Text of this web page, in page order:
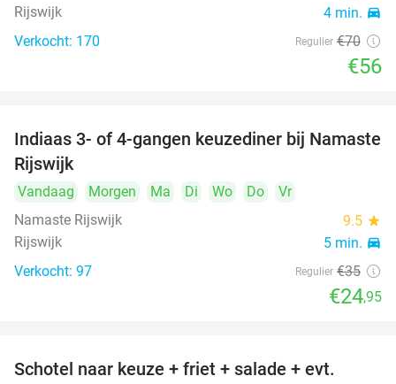
Rijswijk 4 min. directions_car
Verkocht: 170 Regulier €70
€56
29%
Indiaas 3- of 4-gangen keuzediner bij Namaste
Rijswijk
Vandaag Morgen Ma Di Wo Do
Vr
Namaste Rijswijk
9.5 star
Rijswijk 5 min. directions_car
Verkocht: 97 Regulier €35
€24,95
Schotel naar keuze + friet + salade + evt.